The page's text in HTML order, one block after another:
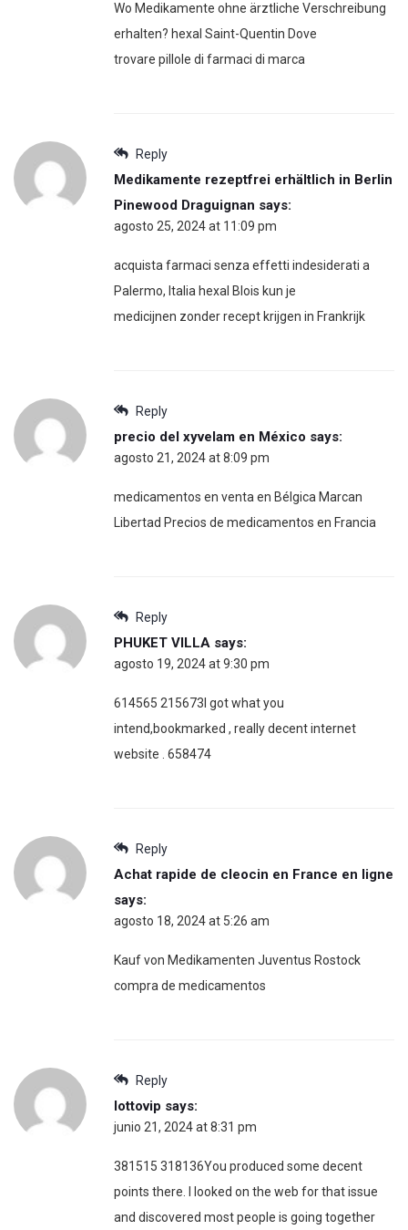
Wo Medikamente ohne ärztliche Verschreibung
erhalten? hexal Saint-Quentin Dove
trovare pillole di farmaci di marca
Reply
Medikamente rezeptfrei erhältlich in Berlin
Pinewood Draguignan says:
agosto 25, 2024 at 11:09 pm
acquista farmaci senza effetti indesiderati a
Palermo, Italia hexal Blois kun je
medicijnen zonder recept krijgen in Frankrijk
Reply
precio del xyvelam en México says:
agosto 21, 2024 at 8:09 pm
medicamentos en venta en Bélgica Marcan
Libertad Precios de medicamentos en Francia
Reply
PHUKET VILLA says:
agosto 19, 2024 at 9:30 pm
614565 215673I got what you
intend,bookmarked , really decent internet
website . 658474
Reply
Achat rapide de cleocin en France en ligne
says:
agosto 18, 2024 at 5:26 am
Kauf von Medikamenten Juventus Rostock
compra de medicamentos
Reply
lottovip says:
junio 21, 2024 at 8:31 pm
381515 318136You produced some decent
points there. I looked on the web for that issue
and discovered most people is going together